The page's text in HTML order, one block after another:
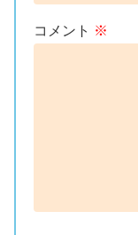
コメント ※